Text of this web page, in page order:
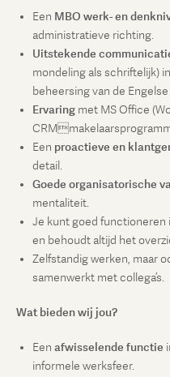
Een MBO werk- en
administratieve richting.
Uitstekende
mondeling als schriftelijk)
beheersing van de Engelse
Ervaring met MS Office
Een proactieve en
detail.
Goede organisatorische
mentaliteit.
Je kunt goed
en behoudt altijd het
Zelfstandig werken, maar
samenwerkt met collega’s.
Wat bieden wij jou?
Een afwisselende functie
informele werksfeer.